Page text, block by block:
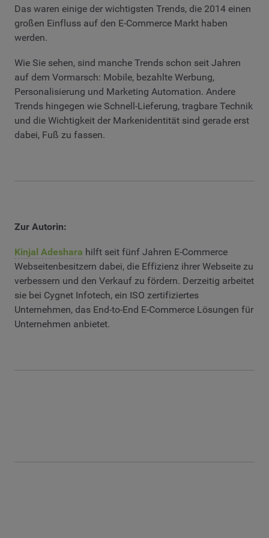
Das waren einige der wichtigsten Trends, die 2014 einen
großen Einfluss auf den E-Commerce Markt haben
werden.
Wie Sie sehen, sind manche Trends schon seit Jahren
auf dem Vormarsch: Mobile, bezahlte Werbung,
Personalisierung und Marketing Automation. Andere
Trends hingegen wie Schnell-Lieferung, tragbare Technik
und die Wichtigkeit der Markenidentität sind gerade erst
dabei, Fuß zu fassen.
Zur Autorin:
Kinjal Adeshara hilft seit fünf Jahren E-Commerce
Webseitenbesitzern dabei, die Effizienz ihrer Webseite zu
verbessern und den Verkauf zu fördern. Derzeitig arbeitet
sie bei Cygnet Infotech, ein ISO zertifiziertes
Unternehmen, das End-to-End E-Commerce Lösungen für
Unternehmen anbietet.